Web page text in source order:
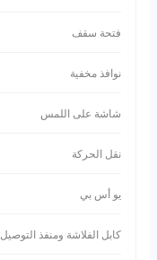
فتحة سقف
نوافذ مخفية
شاشة على اللمس
نقل الحركة
يو أس بي
كابل الفلاشة ومنفذ التوصيل